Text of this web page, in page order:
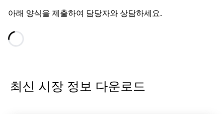
아래 양식을 제출하여 담당자와 상담하세요.
최신 시장 정보 다운로드